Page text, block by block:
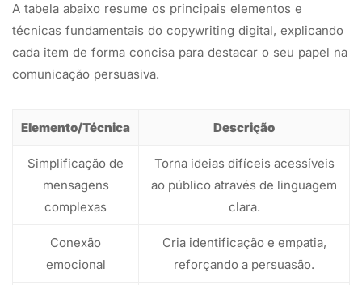
A tabela abaixo resume os principais elementos e
técnicas fundamentais do copywriting digital, explicando
cada item de forma concisa para destacar o seu papel na
comunicação persuasiva.
Elemento/Técnica Descrição
Simplificação de
mensagens
complexas
Torna ideias difíceis acessíveis
ao público através de linguagem
clara.
Conexão
emocional
Cria identificação e empatia,
reforçando a persuasão.